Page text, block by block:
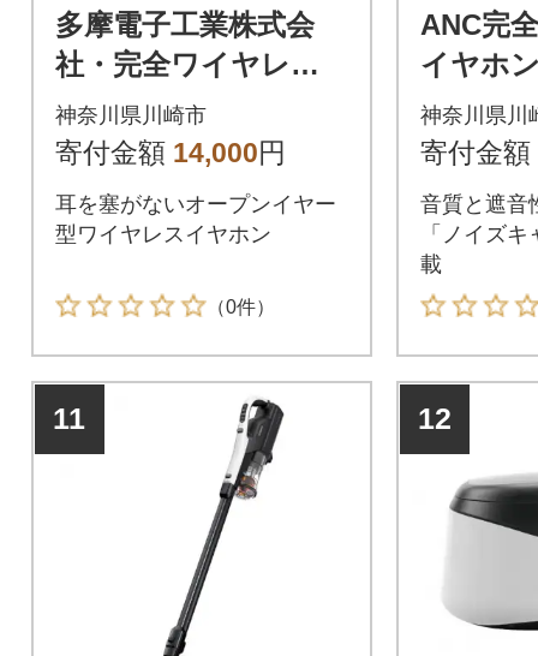
多摩電子工業株式会
社・完全ワイヤレス
イヤホンPermier AIR
PROオープンイヤー
神奈川県川崎市
寄付金額 14,000円
耳を塞がないオープンイヤー
型ワイヤレスイヤホン
（0件）
ANC完
イヤホ
SKY
の小型
神奈川県川
寄付金額
音質と遮音
「ノイズ
載
11 12